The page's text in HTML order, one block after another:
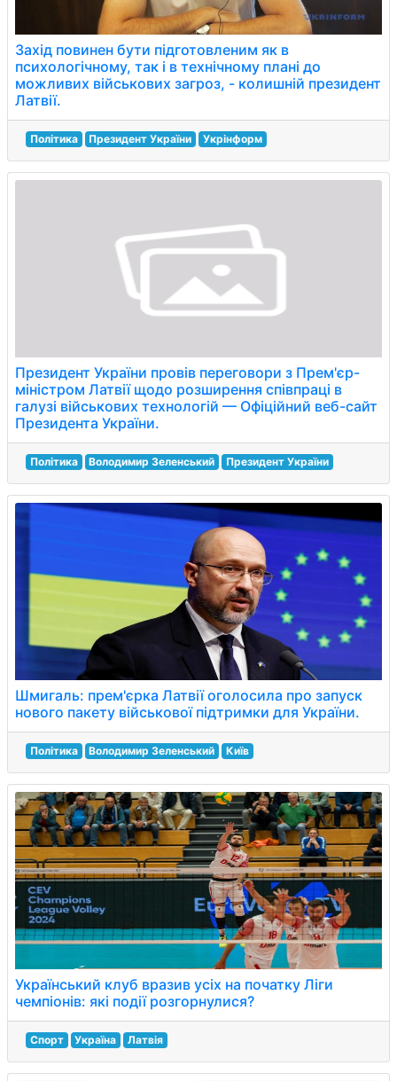
Захід повинен бути підготовленим як в
психологічному, так і в технічному плані до
можливих військових загроз, - колишній президент
Латвії.
Політика Президент України Укрінформ
Президент України провів переговори з Прем'єр-
міністром Латвії щодо розширення співпраці в
галузі військових технологій — Офіційний веб-сайт
Президента України.
Політика Володимир Зеленський Президент України
Шмигаль: прем'єрка Латвії оголосила про запуск
нового пакету військової підтримки для України.
Політика Володимир Зеленський Київ
Український клуб вразив усіх на початку Ліги
чемпіонів: які події розгорнулися?
Спорт Україна Латвія